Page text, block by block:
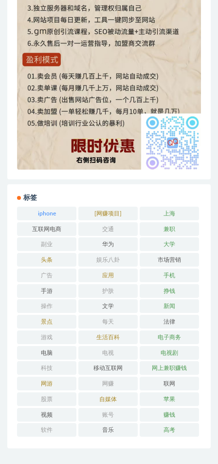
标签
iphone [网赚项目] 上海
互联网电商 交通 兼职
副业 华为 大学
头条 娱乐八卦 市场营销
广告 应用 手机
手游 护肤 挣钱
操作 文学 新闻
景点 每天 法律
游戏 生活百科 电子商务
电脑 电视 电视剧
科技 移动互联网 网上兼职赚钱
网游 网赚 联网
股票 自媒体 苹果
视频 账号 赚钱
软件 音乐 高考